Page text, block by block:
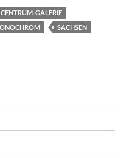
CENTRUM-GALERIE
SACHSEN